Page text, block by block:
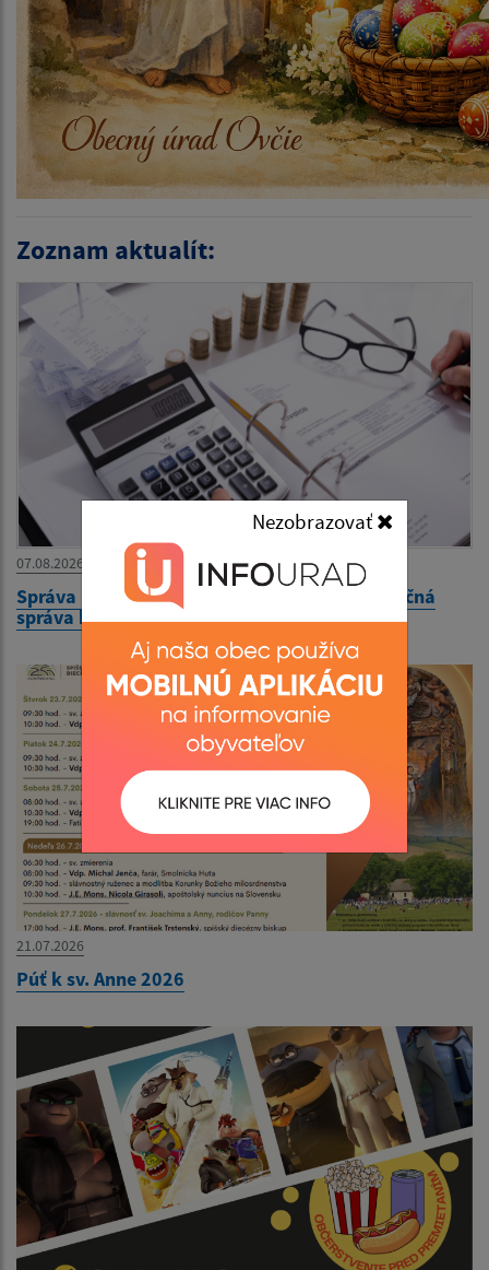
Nezobrazovať
Zoznam aktualít:
07.08.2026
Správa nezávislého audítora k UZ a VS a Výročná
správa k 31.12.2025
21.07.2026
Púť k sv. Anne 2026